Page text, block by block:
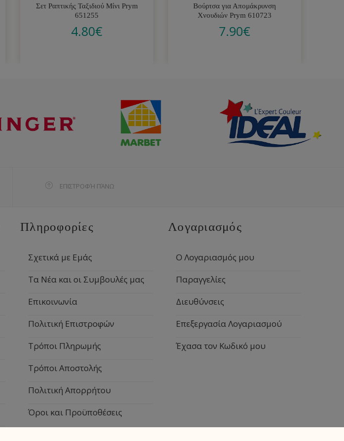
Σετ Ραπτικής Ταξιδιού Μίνι Prym
651255
4.80€
Βούρτσα για Απομάκρυνση
Χνουδιών Prym 610723
7.90€
ΕΠΙΣΤΡΟΦΉ ΠΆΝΩ
Πληροφορίες
Σχετικά με Εμάς
Τα Νέα και οι Συμβουλές μας
Επικοινωνία
Πολιτική Επιστροφών
Τρόποι Πληρωμής
Τρόποι Αποστολής
Πολιτική Απορρήτου
Όροι και Προϋποθέσεις
Λογαριασμός
Ο Λογαριασμός μου
Παραγγελίες
Διευθύνσεις
Επεξεργασία Λογαριασμού
Έχασα τον Κωδικό μου